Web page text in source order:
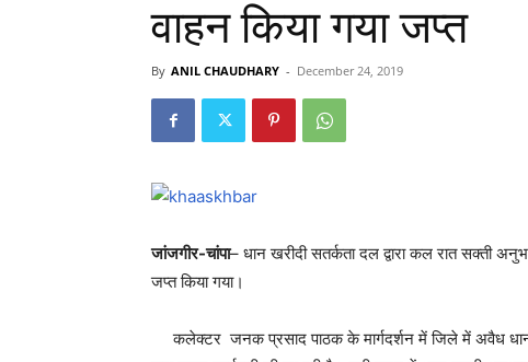
वाहन किया गया जप्त
By ANIL CHAUDHARY - December 24, 2019
जांजगीर-चांपा– धान खरीदी सतर्कता दल द्वारा कल रात सक्ती
जप्त किया गया।
कलेक्टर जनक प्रसाद पाठक के मार्गदर्शन में जिले में अवैध धान